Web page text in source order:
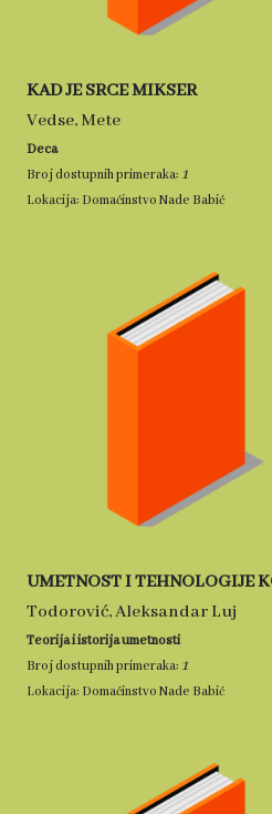
KAD JE SRCE MIKSER
Vedse, Mete
Deca
Broj dostupnih primeraka: 1
Lokacija: Domaćinstvo Nade Babić
UMETNOST I TEHNOLOGIJE
Todorović, Aleksandar Luj
Teorija i istorija umetnosti
Broj dostupnih primeraka: 1
Lokacija: Domaćinstvo Nade Babić